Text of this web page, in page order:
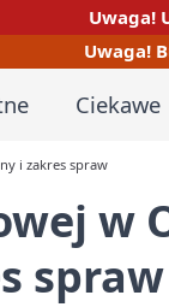
Uwaga!
Uwaga!
Ciekawe
i zakres spraw
w
spraw